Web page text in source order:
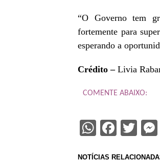
“O Governo tem
fortemente para
esperando a
Crédito – Livia
COMENTE ABAIXO:
NOTÍCIAS